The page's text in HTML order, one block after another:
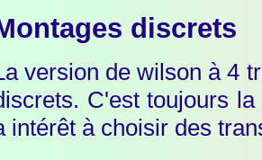
discrets
version de wilson à 4
C'est toujours
intérêt à choisir des